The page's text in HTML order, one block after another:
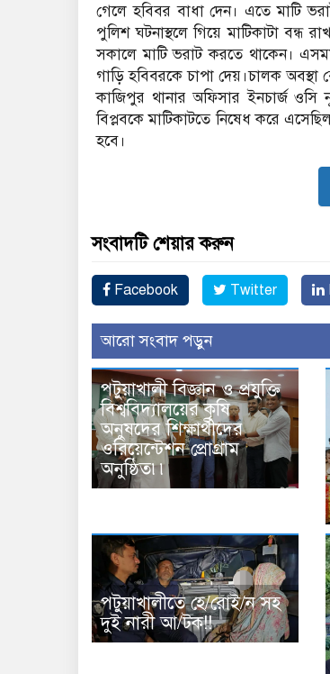
গেলে হবিবর বাধা দেন। এতে মাটি
পুলিশ ঘটনাস্থলে গিয়ে মাটিকাটা বন্ধ
সকালে মাটি ভরাট করতে থাকেন।
গাড়ি হবিবরকে চাপা দেয়।চালক অবস্থা
কাজিপুর থানার অফিসার ইনচার্জ ওসি
বিপ্লবকে মাটিকাটতে নিষেধ করে
হবে।
সংবাদটি শেয়ার করুন
Facebook Twitter
আরো সংবাদ পড়ুন
পটুয়াখালী বিজ্ঞান ও প্রযুক্তি
বিশ্ববিদ্যালয়ের কৃষি
অনুষদের শিক্ষার্থীদের
ওরিয়েন্টেশন প্রোগ্রাম
অনুষ্ঠিত৷৷
পটুয়াখালীতে হে/রোই/ন সহ
দুই নারী আ/টক!!